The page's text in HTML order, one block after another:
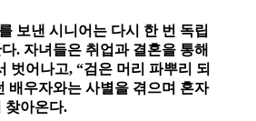
보낸 시니어는 다시 한 번 독립
. 자녀들은 취업과 결혼을 통해
벗어나고, “검은 머리 파뿌리 되
배우자와는 사별을 겪으며 혼자
찾아온다.